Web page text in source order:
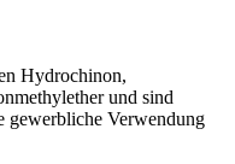
Hydrochinon,
und sind
gewerbliche Verwendung